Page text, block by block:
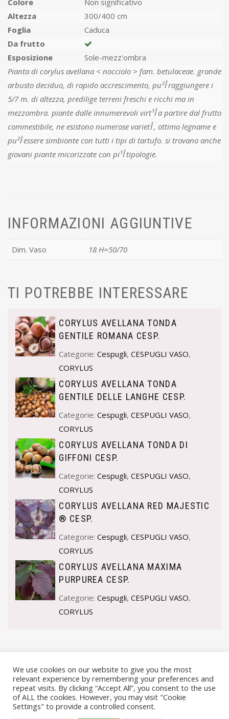
Altezza
300/400 cm
Foglia
Caduca
Da frutto
Esposizione
Sole-mezz'ombra
Pianta di corylus avellana < nocciolo > fam. betulaceae. grande
arbusto deciduo, di rapido accrescimento, puأ² raggiungere i
5/7 m. di altezza, predilige terreni freschi e ricchi ma in
mezzombra. piante dalle innumerevoli virtأ¹ a partire dal frutto
commestibile, ne esistono numerose varietأ , ottimo legname e
puأ² essere simbionte con tutti i tipi di tartufo. si trovano anche
giovani piante micorizzate con piأ¹ tipologie.
INFORMAZIONI AGGIUNTIVE
Dim. Vaso 18 H=50/70
TI POTREBBE INTERESSARE
CORYLUS AVELLANA TONDA
GENTILE ROMANA CESP.
Categorie:Cespugli,CESPUGLI VASO,
CORYLUS
CORYLUS AVELLANA TONDA
GENTILE DELLE LANGHE CESP.
Categorie:Cespugli,CESPUGLI VASO,
CORYLUS
CORYLUS AVELLANA TONDA DI
GIFFONI CESP.
Categorie:Cespugli,CESPUGLI VASO,
CORYLUS
CORYLUS AVELLANA RED MAJESTIC
® CESP.
Categorie:Cespugli,CESPUGLI VASO,
CORYLUS
CORYLUS AVELLANA MAXIMA
PURPUREA CESP.
Categorie:Cespugli,CESPUGLI VASO,
CORYLUS
We use cookies on our website to give you the most
relevant experience by remembering your preferences and
repeat visits. By clicking “Accept All”, you consent to the use
of ALL the cookies. However, you may visit "Cookie
Settings" to provide a controlled consent.